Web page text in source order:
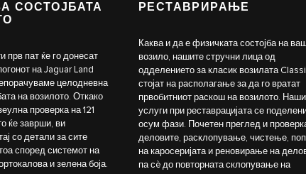
СОСТОЈБАТА
прв пат ќе го донесат
на Jaguar Land
целодневна
на возилото. Откако
проверка на 121
ќе заврши, ви
со детали за сите
според системот на
и зелена боја.
РЕСТАВРИРАЊЕ
Каква и да е физичката состојба на
возило, нашите стручни лица од
одделението за класик возилата
стојат на располагање за да го вратат
првобитниот раскош на возилото.
услуги при реставрацијата се
осум фази. Почетен преглед и
деловите, расклопување, чистење,
на каросеријата и реновирање на
па сè до повторната склопување на